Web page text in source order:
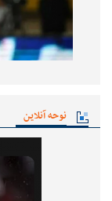
نوحه آنلاین